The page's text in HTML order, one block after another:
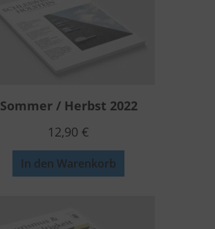
Sommer / Herbst 2022
12,90 €
In den Warenkorb